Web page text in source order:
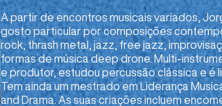
A partir de encontros musicais variados,
gosto particular por composições
rock, thrash metal, jazz, free jazz,
formas de música deep drone. Multi-
e produtor, estudou percussão clássica e é
Tem ainda um mestrado em Liderança
and Drama. As suas criações incluem